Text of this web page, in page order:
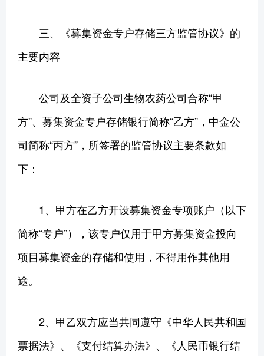
三、《募集资金专户存储三方监管协议》的
主要内容
公司及全资子公司生物农药公司合称“甲
方”、募集资金专户存储银行简称“乙方”，中金公
司简称“丙方”，所签署的监管协议主要条款如
下：
1、甲方在乙方开设募集资金专项账户（以下
简称“专户”），该专户仅用于甲方募集资金投向
项目募集资金的存储和使用，不得用作其他用
途。
2、甲乙双方应当共同遵守《中华人民共和国
票据法》、《支付结算办法》、《人民币银行结